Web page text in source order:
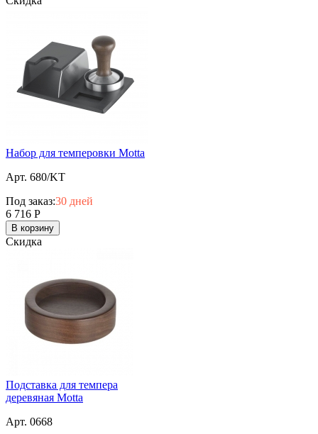
Набор для темперовки Motta
Арт. 680/KT
Под заказ:30 дней
6 716 Р
В корзину
Скидка
Подставка для темпера
деревяная Motta
Арт. 0668